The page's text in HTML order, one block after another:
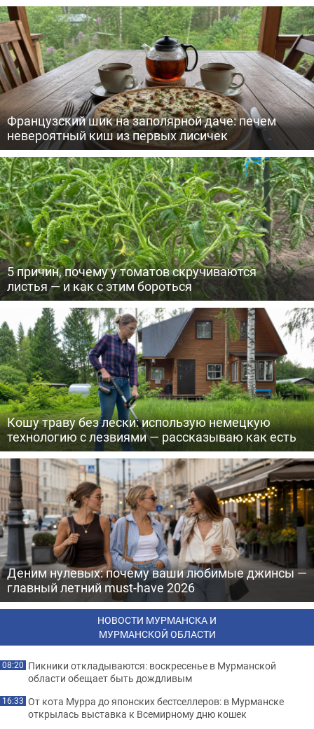
Французский шик на заполярной даче: печем
невероятный киш из первых лисичек
5 причин, почему у томатов скручиваются
листья — и как с этим бороться
Кошу траву без лески: использую немецкую
технологию с лезвиями — рассказываю как есть
Деним нулевых: почему ваши любимые джинсы —
главный летний must-have 2026
НОВОСТИ МУРМАНСКА И
МУРМАНСКОЙ ОБЛАСТИ
08:20 Пикники откладываются: воскресенье в Мурманской
области обещает быть дождливым
16:33 От кота Мурра до японских бестселлеров: в Мурманске
открылась выставка к Всемирному дню кошек